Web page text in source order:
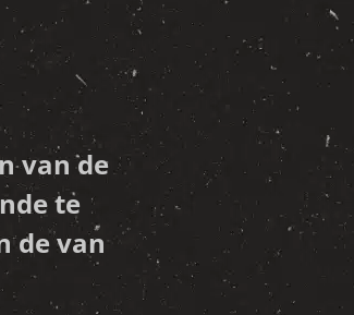
van de
te
de van